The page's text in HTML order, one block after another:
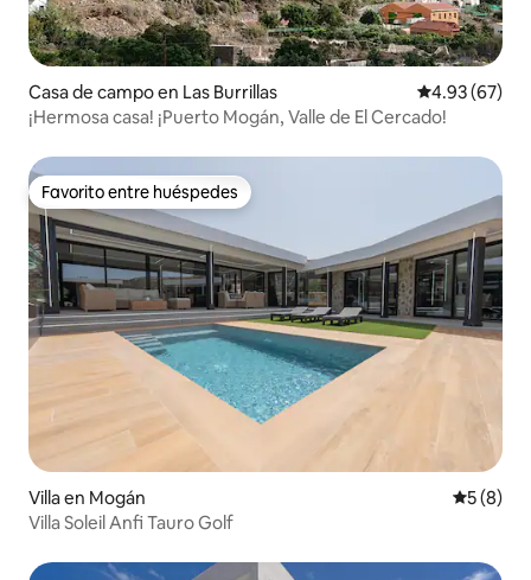
Casa de campo en Las Burrillas Calificación
4.93 (67)
¡Hermosa casa! ¡Puerto Mogán, Valle de El Cercado!
Favorito entre huéspedes
Favorito entre huéspedes
Villa en Mogán
5 (8)
Villa Soleil Anfi Tauro Golf